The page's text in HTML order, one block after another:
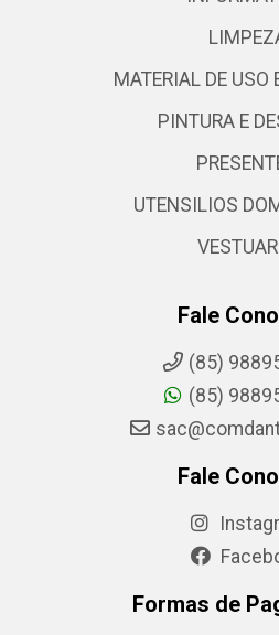
MATERIAL DE USO
PINTURA E
UTENSILIOS
Fale
(85)
(85)
Fale
Formas de